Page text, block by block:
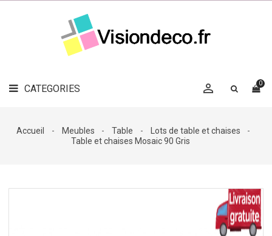
CATEGORIES 0

LE
MAG
DÉCO

DÉCO
Accueil Meubles Table
Lots de table et chaises
Table et chaises Mosaic 90 Gris